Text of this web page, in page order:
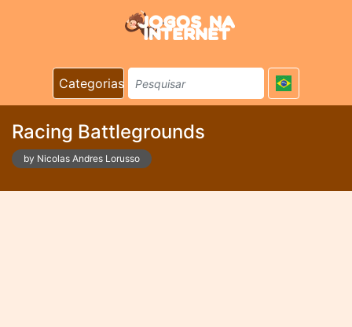
Categorias
Racing Battlegrounds
by Nicolas Andres Lorusso